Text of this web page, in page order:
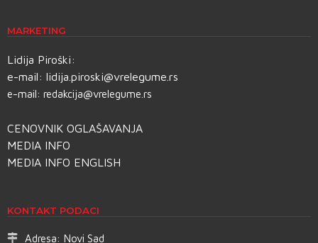
MARKETING
Lidija Piroški:
e-mail: lidija.piroski@vrelegume.rs
e-mail: redakcija@vrelegume.rs
CENOVNIK OGLAŠAVANJA
MEDIA INFO
MEDIA INFO ENGLISH
KONTAKT PODACI
Adresa: Novi Sad